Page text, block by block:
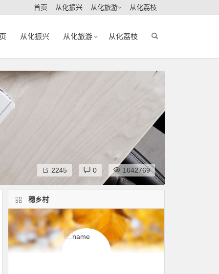
首页 从化振兴 从化旅游 从化荔枝
从化振兴 从化旅游 从化荔枝
2245 0 1642769
穗乡村